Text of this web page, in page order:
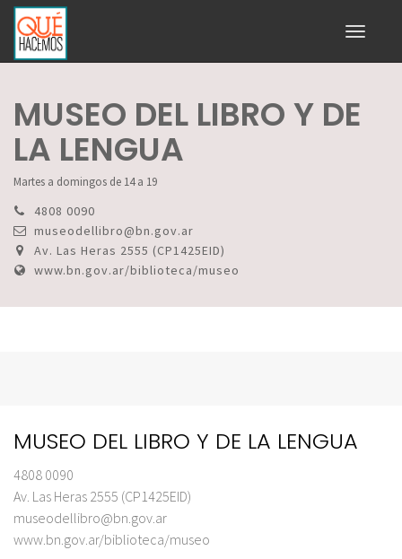
Toggle
MUSEO DEL LIBRO Y DE
LA LENGUA
Martes a domingos de 14 a 19
4808 0090
museodellibro@bn.gov.ar
Av. Las Heras 2555 (CP1425EID)
www.bn.gov.ar/biblioteca/museo
MUSEO DEL LIBRO Y DE LA LENGUA
4808 0090
Av. Las Heras 2555 (CP1425EID)
museodellibro@bn.gov.ar
www.bn.gov.ar/biblioteca/museo